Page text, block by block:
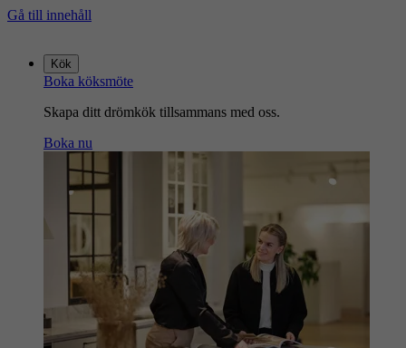
Gå till innehåll
startsidan
Kök
Boka köksmöte
Skapa ditt drömkök tillsammans med oss.
Boka nu